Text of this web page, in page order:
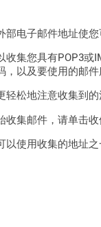
部电子邮件地址使
收集您具有POP3或
，以及要使用的邮件
轻松地注意收集到
收集邮件，请单击
以使用收集的地址之